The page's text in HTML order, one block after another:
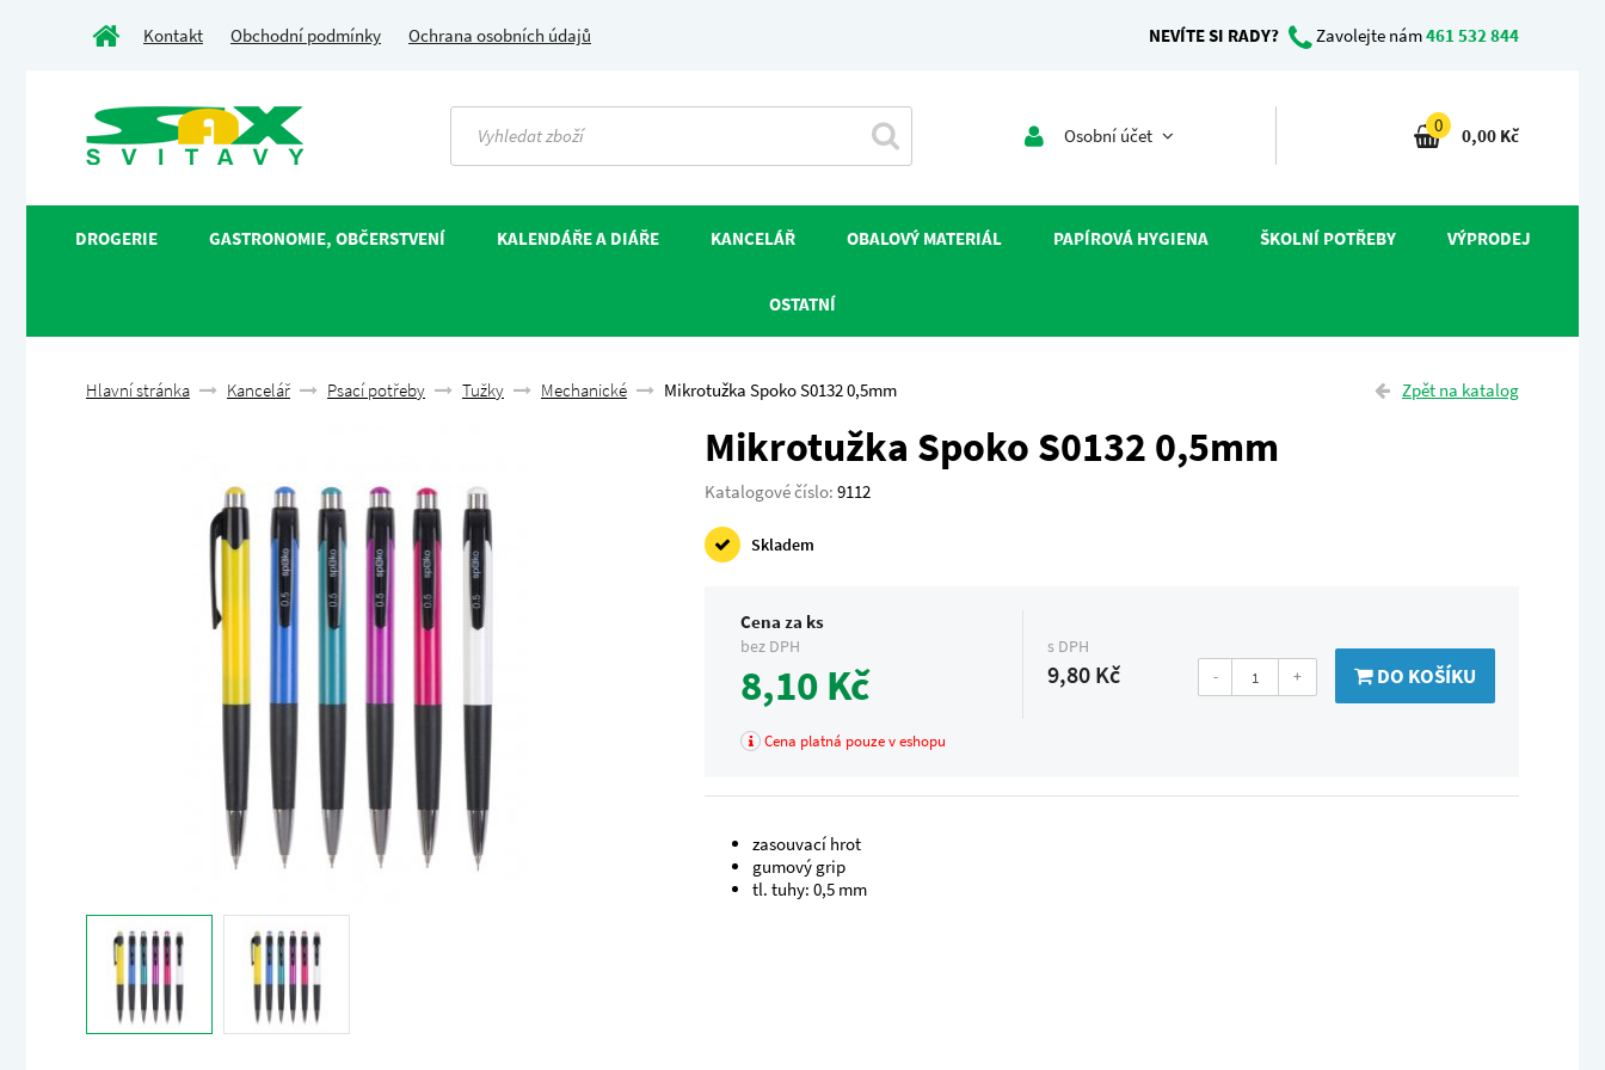
Kontakt Obchodní podmínky Ochrana osobních údajů NEVÍTE SI RADY? Zavolejte nám461 532 844
Osobní účet 0 0,00 Kč
DROGERIE GASTRONOMIE, OBČERSTVENÍ KALENDÁŘE A DIÁŘE KANCELÁŘ OBALOVÝ MATERIÁL PAPÍROVÁ HYGIENA ŠKOLNÍ POTŘEBY VÝPRODEJ
OSTATNÍ
Zpět na katalog
Hlavní stránka Kancelář Psací potřeby Tužky Mechanické Mikrotužka Spoko S0132 0,5mm
Mikrotužka Spoko S0132 0,5mm
Katalogové číslo:9112
Skladem
Cena za ks
bez DPH
8,10 Kč
s DPH
9,80 Kč
Cena platná pouze v eshopu
- + DO KOŠÍKU
zasouvací hrot
gumový grip
tl. tuhy: 0,5 mm